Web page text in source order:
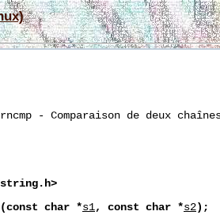
- Comparaison de deux
char *s1, const char *s2 );